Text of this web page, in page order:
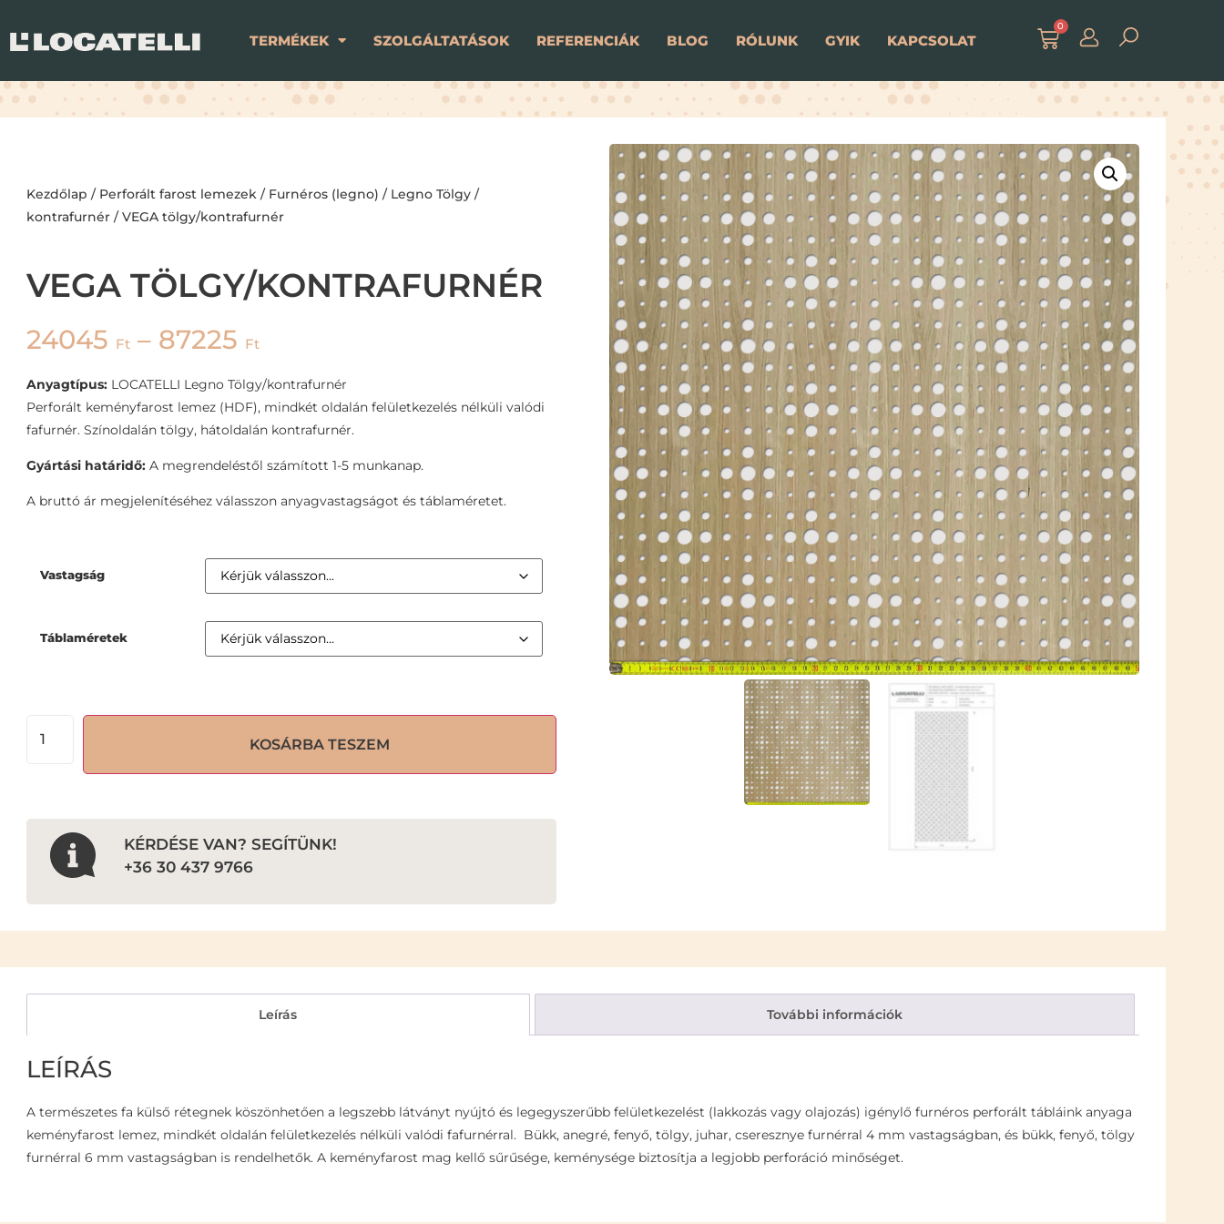
TERMÉKEK SZOLGÁLTATÁSOK REFERENCIÁK BLOG RÓLUNK GYIK KAPCSOLAT
0
Kezdőlap / Perforált farost lemezek/ Furnéros (legno) / Legno Tölgy /
kontrafurnér/ VEGA tölgy/kontrafurnér
VEGA TÖLGY/KONTRAFURNÉR
24045 Ft – 87225 Ft
Anyagtípus:LOCATELLI Legno Tölgy/kontrafurnér
Perforált keményfarost lemez (HDF), mindkét oldalán felületkezelés nélküli valódi
fafurnér. Színoldalán tölgy, hátoldalán kontrafurnér.
Gyártási határidő:A megrendeléstől számított 1-5 munkanap.
A bruttó ár megjelenítéséhez válasszon anyagvastagságot és táblaméretet.
Vastagság
Táblaméretek
KOSÁRBA TESZEM
KÉRDÉSE VAN? SEGÍTÜNK!
+36 30 437 9766
Leírás További információk
LEÍRÁS
A természetes fa külső rétegnek köszönhetően a legszebb látványt nyújtó és legegyszerűbb felületkezelést (lakkozás vagy olajozás) igénylő furnéros perforált tábláink anyaga
keményfarost lemez, mindkét oldalán felületkezelés nélküli valódi fafurnérral. Bükk, anegré, fenyő, tölgy, juhar, cseresznye furnérral 4 mm vastagságban, és bükk, fenyő, tölgy
furnérral 6 mm vastagságban is rendelhetők. A keményfarost mag kellő sűrűsége, keménysége biztosítja a legjobb perforáció minőséget.